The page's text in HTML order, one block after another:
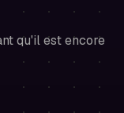
qu'il est encore